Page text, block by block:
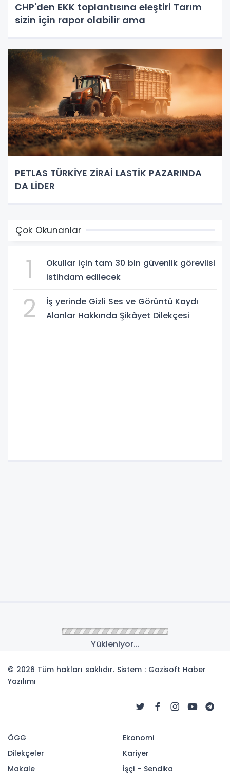
CHP'den EKK toplantısına eleştiri Tarım
sizin için rapor olabilir ama
PETLAS TÜRKİYE ZİRAİ LASTİK PAZARINDA
DA LİDER
Çok Okunanlar
1
Okullar için tam 30 bin güvenlik görevlisi
istihdam edilecek
2
İş yerinde Gizli Ses ve Görüntü Kaydı
Alanlar Hakkında Şikâyet Dilekçesi
Yükleniyor...
© 2026 Tüm hakları saklıdır. Sistem : Gazisoft Haber
Yazılımı
ÖGG
Dilekçeler
Makale
Ekonomi
Kariyer
İşçi - Sendika